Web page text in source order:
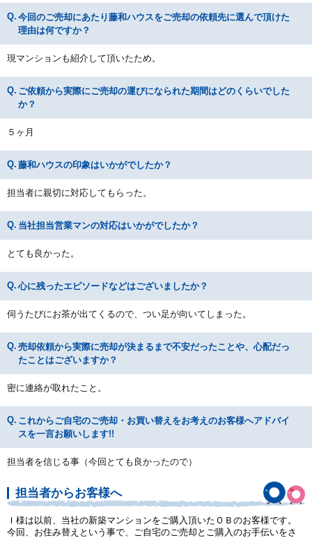
今回のご売却にあたり藤和ハウスをご売却の依頼先に選んで頂けた
理由は何ですか？
現マンションも紹介して頂いたため。
ご依頼から実際にご売却の運びになられた期間はどのくらいでした
か？
５ヶ月
藤和ハウスの印象はいかがでしたか？
担当者に親切に対応してもらった。
当社担当営業マンの対応はいかがでしたか？
とても良かった。
心に残ったエピソードなどはございましたか？
伺うたびにお茶が出てくるので、つい足が向いてしまった。
売却依頼から実際に売却が決まるまで不安だったことや、心配だっ
たことはございますか？
密に連絡が取れたこと。
これからご自宅のご売却・お買い替えをお考えのお客様へアドバイ
スを一言お願いします!!
担当者を信じる事（今回とても良かったので）
担当者からお客様へ
Ｉ様は以前、当社の新築マンションをご購入頂いたＯＢのお客様です。
今回、お住み替えという事で、ご自宅のご売却とご購入のお手伝いをさ